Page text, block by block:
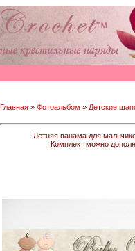
Главная» Фотоальбом » Детские
Летняя панама для
Комплект можно